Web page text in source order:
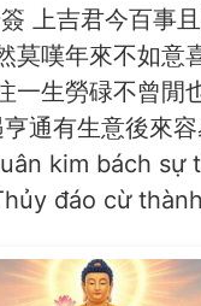
上吉君今百事
莫嘆年來不如意
一生勞碌不曾閒
通有生意後來
kim bách sự
đáo cừ